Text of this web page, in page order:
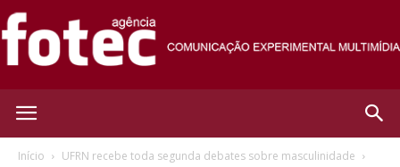
Início
UFRN recebe toda segunda debates sobre masculinidade